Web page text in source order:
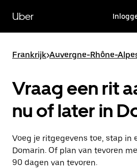
naar
hoofdinhoud
Uber
Frankrijk>Auvergne-Rhône-
Vraag een rit
nu of later in
Voeg je ritgegevens toe, stap in
Domarin. Of plan van tevoren
90 dagen van tevoren.